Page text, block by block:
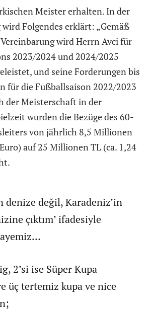
Meister erhalten. In der
Folgendes erklärt: „Gemäß
wird Herrn Avci für
2023/2024 und 2024/2025
und seine Forderungen bis
für die Fußballsaison 2022/2023
der Meisterschaft in der
wurden die Bezüge des 60-
von jährlich 8,5 Millionen
auf 25 Millionen TL (ca. 1,24
denize değil, Karadeniz’in
çıktım’ ifadesiyle
2’si ise Süper Kupa
üç tertemiz kupa ve nice